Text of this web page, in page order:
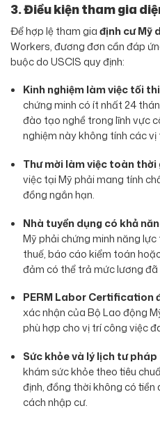
3. Điều kiện tham gia
Để hợp lệ tham giađịnh cư Mỹ
Workers, đương đơn cần đáp
buộc do USCIS quy định:
Kinh nghiệm làm việc tối
chứng minh có ít nhất 24
đào tạo nghề trong lĩnh vực
nghiệm này không tính các
Thư mời làm việc toàn thời
việc tại Mỹ phải mang tính
đồng ngắn hạn.
Nhà tuyển dụng có khả
Mỹ phải chứng minh năng
thuế, báo cáo kiểm toán
đảm có thể trả mức lương đã
PERM Labor Certification
xác nhận của Bộ Lao động
phù hợp cho vị trí công việc
Sức khỏe và lý lịch tư
khám sức khỏe theo tiêu
định, đồng thời không có
cách nhập cư.